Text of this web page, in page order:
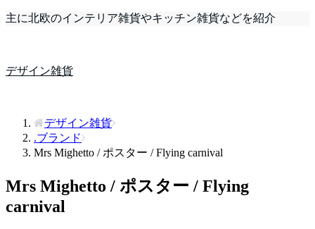
主に北欧のインテリア雑貨やキッチン雑貨などを紹介
デザイン雑貨
デザイン雑貨
.ブランド
Mrs Mighetto / ポスター / Flying carnival
Mrs Mighetto / ポスター / Flying
carnival